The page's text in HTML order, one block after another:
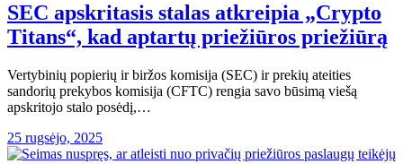
SEC apskritasis stalas atkreipia „Crypto
Titans“, kad aptartų priežiūros priežiūrą
Vertybinių popierių ir biržos komisija (SEC) ir prekių ateities
sandorių prekybos komisija (CFTC) rengia savo būsimą viešą
apskritojo stalo posėdį,…
25 rugsėjo, 2025